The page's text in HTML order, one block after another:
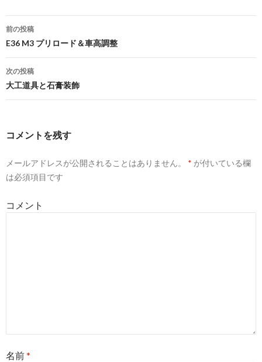
投
稿
ナ
ゲ
シ
ン
前の投稿
E36 M3 プリロード＆車高調整
次の投稿
大工道具と石膏装飾
コメントを残す
メールアドレスが公開されることはありません。 * が付いている欄
は必須項目です
コメント
名前*